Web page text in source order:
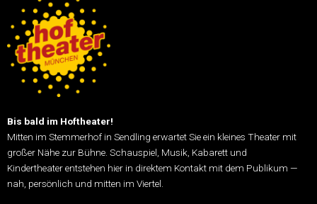
Bis bald im Hoftheater!
Mitten im Stemmerhof in Sendling erwartet Sie ein kleines Theater mit
großer Nähe zur Bühne. Schauspiel, Musik, Kabarett und
Kindertheater entstehen hier in direktem Kontakt mit dem Publikum —
nah, persönlich und mitten im Viertel.